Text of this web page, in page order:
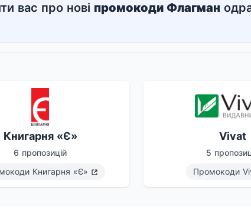
вас про нові промокоди Флагман
Книгарня «Є»
6 пропозицій
Книгарня «Є»
Vivat
5
Промокоди